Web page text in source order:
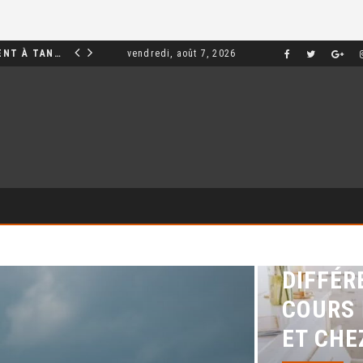
INVESTIR DANS UN APPARTEMENT À TANGER : OPPORTUNITÉS ET POINTS ESSENTIELS À CONNAÎTRE MARKETING
vendredi, août 7, 2026
ET